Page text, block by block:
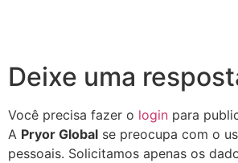
Deixe uma
Você precisa fazer o login para
A Pryor Global se preocupa com o
pessoais. Solicitamos apenas os